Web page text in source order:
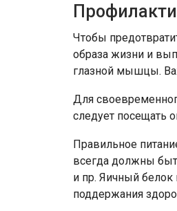
Чтобы
образа жизни и
глазной мышцы.
Для
следует посещать
Правильное
всегда должны
и пр. Яичный
поддержания